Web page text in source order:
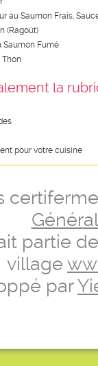
au Saumon Frais,
(Ragoût)
Saumon Fumé
Thon
la
pour votre cuisine
partie
village
par